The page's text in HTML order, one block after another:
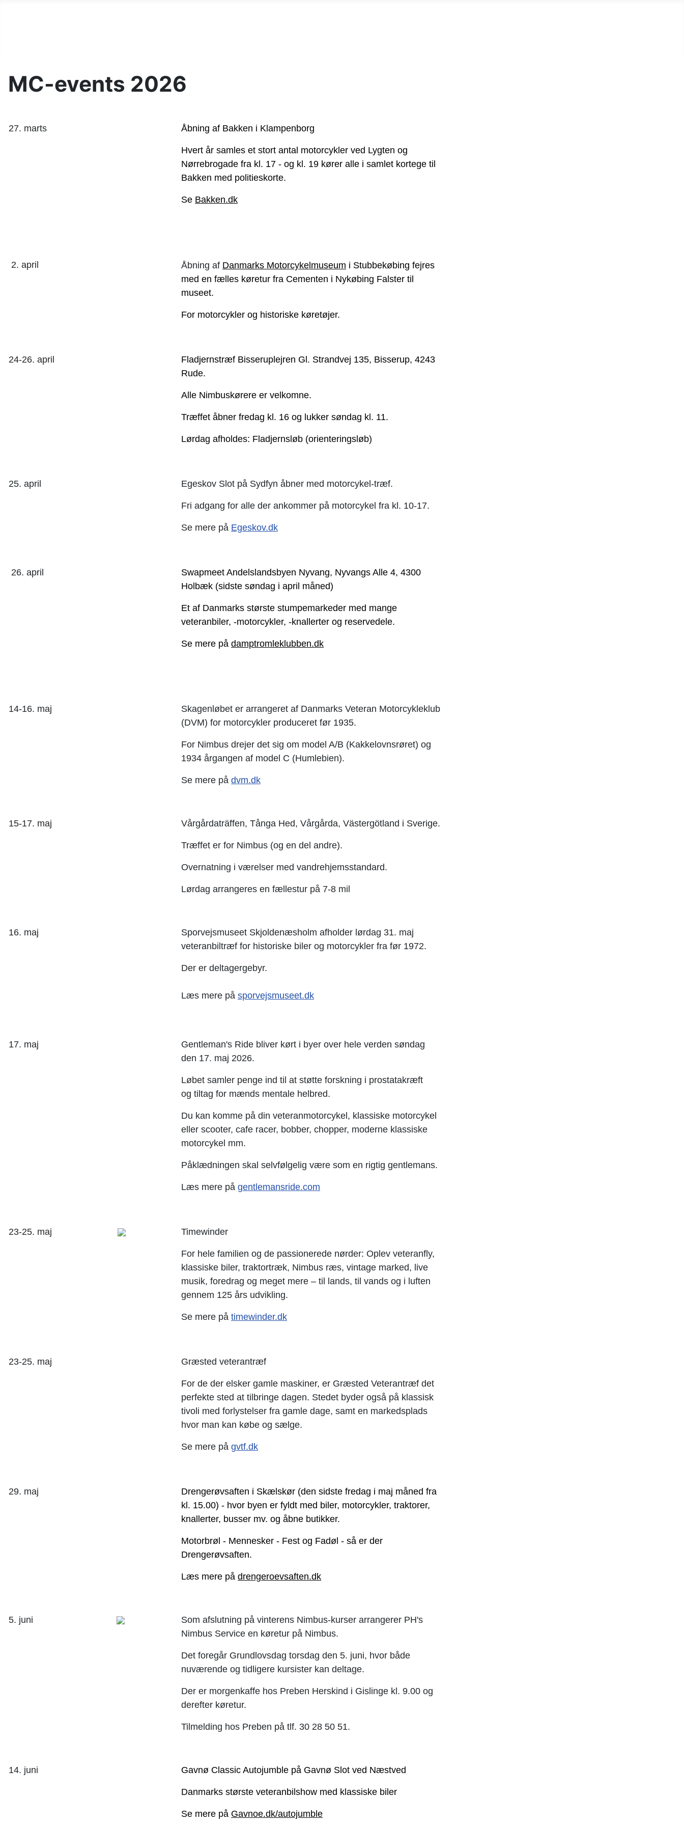
MC-events 2026
27. marts Åbning af Bakken i Klampenborg
Hvert år samles et stort antal motorcykler ved Lygten og
Nørrebrogade fra kl. 17 - og kl. 19 kører alle i samlet kortege til
Bakken med politieskorte.
Se Bakken.dk
2. april Åbning af Danmarks Motorcykelmuseum i Stubbekøbing fejres
med en fælles køretur fra Cementen i Nykøbing Falster til
museet.
For motorcykler og historiske køretøjer.
24-26. april
Fladjernstræf Bisseruplejren Gl. Strandvej 135, Bisserup, 4243
Rude.
Alle Nimbuskørere er velkomne.
Træffet åbner fredag kl. 16 og lukker søndag kl. 11.
Lørdag afholdes: Fladjernsløb (orienteringsløb)
25. april Egeskov Slot på Sydfyn åbner med motorcykel-træf.
Fri adgang for alle der ankommer på motorcykel fra kl. 10-17.
Se mere på Egeskov.dk
26. april
Swapmeet Andelslandsbyen Nyvang, Nyvangs Alle 4, 4300
Holbæk (sidste søndag i april måned)
Et af Danmarks største stumpemarkeder med mange
veteranbiler, -motorcykler, -knallerter og reservedele.
Se mere på damptromleklubben.dk
14-16. maj
Skagenløbet er arrangeret af Danmarks Veteran Motorcykleklub
(DVM) for motorcykler produceret før 1935.
For Nimbus drejer det sig om model A/B (Kakkelovnsrøret) og
1934 årgangen af model C (Humlebien).
Se mere på dvm.dk
15-17. maj Vårgårdaträffen, Tånga Hed, Vårgårda, Västergötland i Sverige.
Træffet er for Nimbus (og en del andre).
Overnatning i værelser med vandrehjemsstandard.
Lørdag arrangeres en fællestur på 7-8 mil
16. maj
Sporvejsmuseet Skjoldenæsholm afholder lørdag 31. maj
veteranbiltræf for historiske biler og motorcykler fra før 1972.
Der er deltagergebyr.
Læs mere på sporvejsmuseet.dk
17. maj
Gentleman's Ride bliver kørt i byer over hele verden søndag
den 17. maj 2026.
Løbet samler penge ind til at støtte forskning i prostatakræft
og tiltag for mænds mentale helbred.
Du kan komme på din veteranmotorcykel, klassiske motorcykel
eller scooter, cafe racer, bobber, chopper, moderne klassiske
motorcykel mm.
Påklædningen skal selvfølgelig være som en rigtig gentlemans.
Læs mere på gentlemansride.com
23-25. maj Timewinder
For hele familien og de passionerede nørder: Oplev veteranfly,
klassiske biler, traktortræk, Nimbus ræs, vintage marked, live
musik, foredrag og meget mere – til lands, til vands og i luften
gennem 125 års udvikling.
Se mere på timewinder.dk
23-25. maj Græsted veterantræf
For de der elsker gamle maskiner, er Græsted Veterantræf det
perfekte sted at tilbringe dagen. Stedet byder også på klassisk
tivoli med forlystelser fra gamle dage, samt en markedsplads
hvor man kan købe og sælge.
Se mere på gvtf.dk
29. maj
Drengerøvsaften i Skælskør (den sidste fredag i maj måned fra
kl. 15.00) - hvor byen er fyldt med biler, motorcykler, traktorer,
knallerter, busser mv. og åbne butikker.
Motorbrøl - Mennesker - Fest og Fadøl - så er der
Drengerøvsaften.
Læs mere på drengeroevsaften.dk
5. juni
Som afslutning på vinterens Nimbus-kurser arrangerer PH's
Nimbus Service en køretur på Nimbus.
Det foregår Grundlovsdag torsdag den 5. juni, hvor både
nuværende og tidligere kursister kan deltage.
Der er morgenkaffe hos Preben Herskind i Gislinge kl. 9.00 og
derefter køretur.
Tilmelding hos Preben på tlf. 30 28 50 51.
14. juni Gavnø Classic Autojumble på Gavnø Slot ved Næstved
Danmarks største veteranbilshow med klassiske biler
Se mere på Gavnoe.dk/autojumble